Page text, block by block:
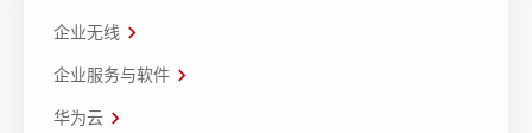
企业无线
企业服务与软件
华为云